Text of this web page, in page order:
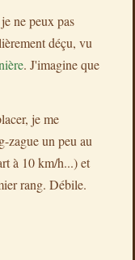
ne peux pas
déçu, vu
. J'imagine que
je me
zague un peu au
à 10 km/h...) et
rang. Débile.